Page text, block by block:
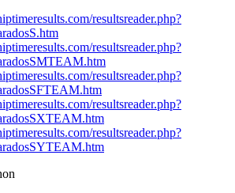
resultsreader.php?
resultsreader.php?
resultsreader.php?
resultsreader.php?
resultsreader.php?